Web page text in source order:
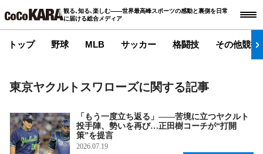
観る､知る､楽しむ――世界最高峰スポーツの感動と裏側を日常
に届ける総合メディア
トップ 野球 MLB サッカー 格闘技 その他競技
東京ヤクルトスワローズに関する記事
「もう一度立ち返る」――苦境に立つヤクルト
投手陣、勢いを再び…正田樹コーチが“打開
策”を提言
2026.07.19